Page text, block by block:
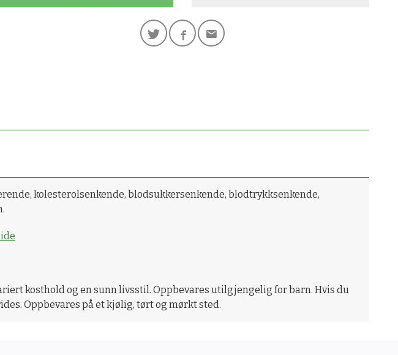
kolesterolsenkende, blodsukkersenkende, blodtrykksenkende,
kosthold og en sunn livsstil. Oppbevares utilgjengelig for barn. Hvis du
Oppbevares på et kjølig, tørt og mørkt sted.